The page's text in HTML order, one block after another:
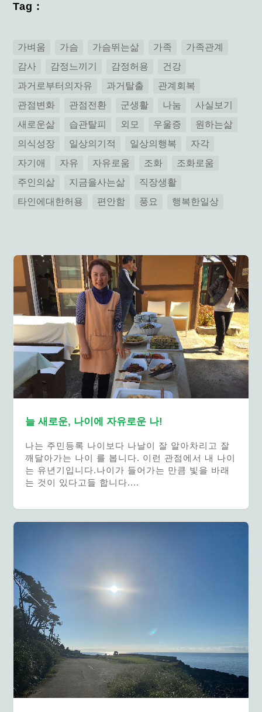
Tag :
가벼움 가슴 가슴뛰는삶 가족
가족관계
감사
감정느끼기 감정허용
건강
과거로부터의자유
과거탈출
관계회복
관점변화
관점전환 군생활 나눔
사실보기
새로운삶
습관탈피 외모 우울증
원하는삶
의식성장
일상의기적 일상의행복
자각
자기애
자유 자유로움 조화
조화로움
주인의삶
지금을사는삶
직장생활
타인에대한허용
편안함 풍요 행복한일상
늘 새로운, 나이에 자유로운 나!
나는 주민등록 나이보다 나날이 잘 알아차리고 잘
깨달아가는 나이 를 봅니다. 이런 관점에서 내 나이
는 유년기입니다.나이가 들어가는 만큼 빛을 바래
는 것이 있다고들 합니다....